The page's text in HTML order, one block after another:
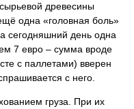
древесины
одна «головная боль»
сегодняшний день одна
7 евро – сумма вроде
с паллетами) вверен
с него.
груза. При их